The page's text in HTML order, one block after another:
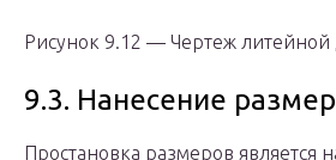
Рисунок 9.12 — Чертеж литейной
9.3. Нанесение
Простановка размеров является